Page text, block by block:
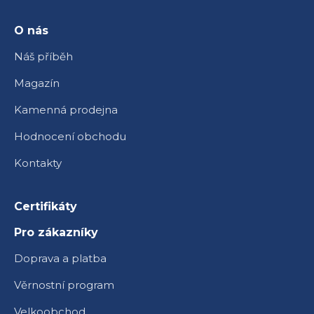
O nás
Náš příběh
Magazín
Kamenná prodejna
Hodnocení obchodu
Kontakty
Certifikáty
Pro zákazníky
Doprava a platba
Věrnostní program